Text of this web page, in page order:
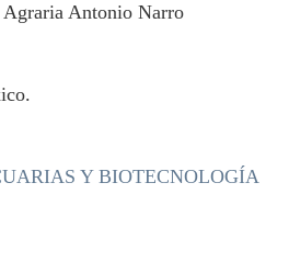
Antonio Narro
Y BIOTECNOLOGÍA